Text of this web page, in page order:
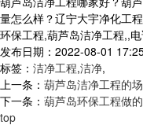
量怎么样？辽宁大宇净化工
环保工程,葫芦岛洁净工程,,
发布日期：2022-08-01
标签： 洁净工程,洁净,
上一条： 葫芦岛洁净工程的
下一条： 葫芦岛环保工程做的
top